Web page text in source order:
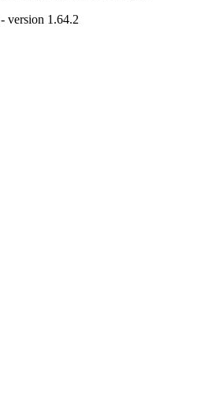
- version 1.64.2